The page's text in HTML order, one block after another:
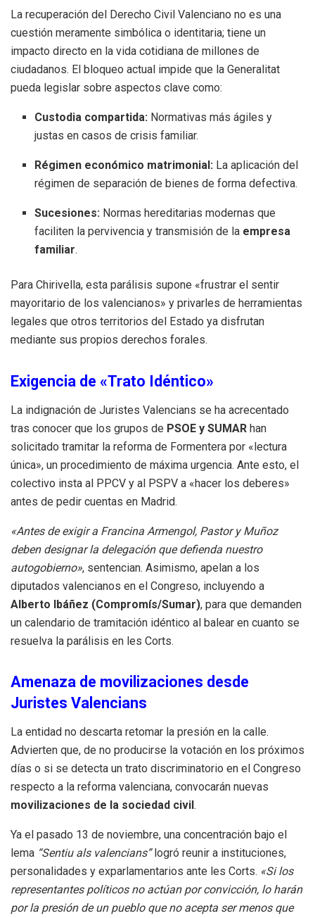
La recuperación del Derecho Civil Valenciano no es una
cuestión meramente simbólica o identitaria; tiene un
impacto directo en la vida cotidiana de millones de
ciudadanos. El bloqueo actual impide que la Generalitat
pueda legislar sobre aspectos clave como:
Custodia compartida: Normativas más ágiles y
justas en casos de crisis familiar.
Régimen económico matrimonial: La aplicación del
régimen de separación de bienes de forma defectiva.
Sucesiones: Normas hereditarias modernas que
faciliten la pervivencia y transmisión de la empresa
familiar.
Para Chirivella, esta parálisis supone «frustrar el sentir
mayoritario de los valencianos» y privarles de herramientas
legales que otros territorios del Estado ya disfrutan
mediante sus propios derechos forales.
Exigencia de «Trato Idéntico»
La indignación de Juristes Valencians se ha acrecentado
tras conocer que los grupos de PSOE y SUMAR han
solicitado tramitar la reforma de Formentera por «lectura
única», un procedimiento de máxima urgencia. Ante esto, el
colectivo insta al PPCV y al PSPV a «hacer los deberes»
antes de pedir cuentas en Madrid.
«Antes de exigir a Francina Armengol, Pastor y Muñoz
deben designar la delegación que defienda nuestro
autogobierno», sentencian. Asimismo, apelan a los
diputados valencianos en el Congreso, incluyendo a
Alberto Ibáñez (Compromís/Sumar), para que demanden
un calendario de tramitación idéntico al balear en cuanto se
resuelva la parálisis en les Corts.
Amenaza de movilizaciones desde
Juristes Valencians
La entidad no descarta retomar la presión en la calle.
Advierten que, de no producirse la votación en los próximos
días o si se detecta un trato discriminatorio en el Congreso
respecto a la reforma valenciana, convocarán nuevas
movilizaciones de la sociedad civil.
Ya el pasado 13 de noviembre, una concentración bajo el
lema “Sentiu als valencians”logró reunir a instituciones,
personalidades y exparlamentarios ante les Corts. «Si los
representantes políticos no actúan por convicción, lo harán
por la presión de un pueblo que no acepta ser menos que